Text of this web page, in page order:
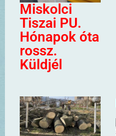
Miskolci
Tiszai PU.
Hónapok óta
rossz.
Küldjél